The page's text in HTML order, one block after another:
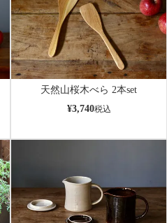
天然山桜木べら 2本set
¥3,740税込